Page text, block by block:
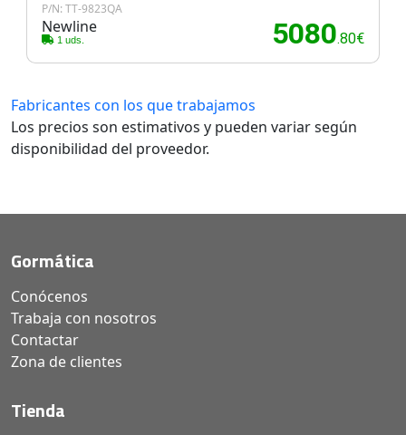
P/N: TT-9823QA
Newline
1 uds. 5080.80€
Fabricantes con los que trabajamos
Los precios son estimativos y pueden variar según
disponibilidad del proveedor.
Gormática
Conócenos
Trabaja con nosotros
Contactar
Zona de clientes
Tienda